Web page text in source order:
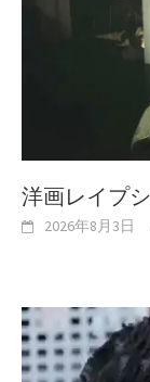
洋画レイプ
2026年8月3日